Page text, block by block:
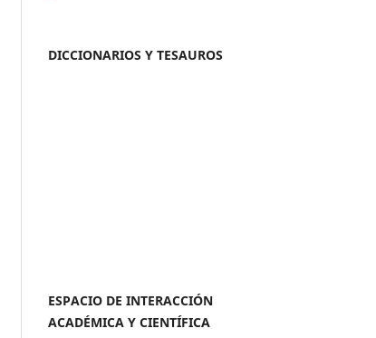
DICCIONARIOS Y TESAUROS
ESPACIO DE INTERACCIÓN
ACADÉMICA Y CIENTÍFICA